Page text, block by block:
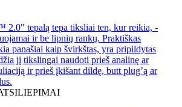
2.0" tepalą tepa tiksliai ten, kur reikia, -
ir be lipnių rankų. Praktiškas
panašiai kaip švirkštas, yra pripildytas
jį tikslingai naudoti prieš analinę ar
ir prieš įkišant dildę, butt plug’ą ar